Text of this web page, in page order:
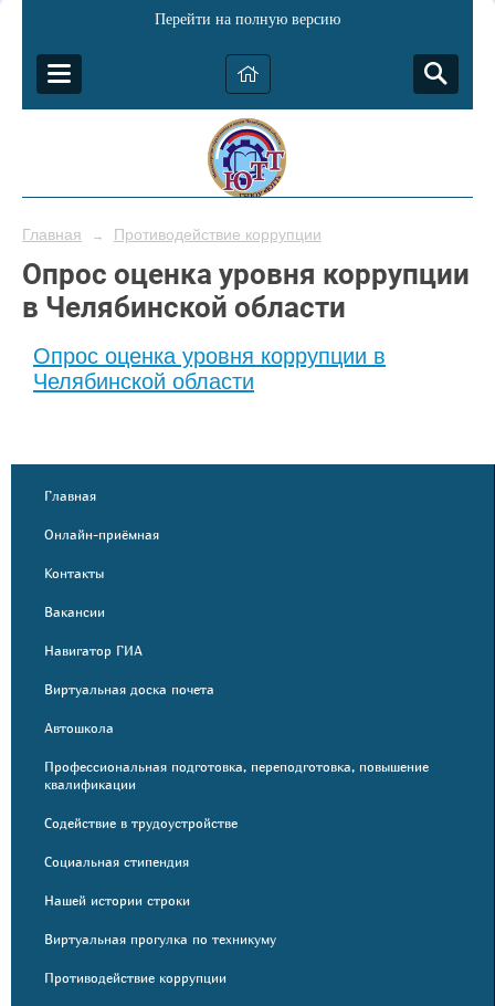
Перейти на полную версию
Главная → Противодействие коррупции
Опрос оценка уровня коррупции
в Челябинской области
Опрос оценка уровня коррупции в
Челябинской области
Главная
Онлайн-приёмная
Контакты
Вакансии
Навигатор ГИА
Виртуальная доска почета
Автошкола
Профессиональная подготовка, переподготовка, повышение
квалификации
Содействие в трудоустройстве
Социальная стипендия
Нашей истории строки
Виртуальная прогулка по техникуму
Противодействие коррупции